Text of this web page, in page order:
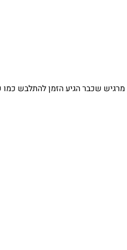
שכבר הגיע הזמן להתלבש כמו